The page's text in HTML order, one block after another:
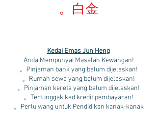
。白金
Kedai Emas Jun Heng
Anda Mempunyai Masalah Kewangan!
。Pinjaman bank yang belum dijelaskan!
。Rumah sewa yang belum dijelaskan!
。Pinjaman kereta yang belum dijelaskan!
。Tertunggak kad kredit pembayaran!
。Perlu wang untuk Pendidikan kanak-kanak